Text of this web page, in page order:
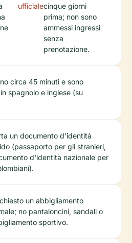
ufficialecinque giorni
prima; non sono
ammessi ingressi
senza
prenotazione.
circa 45 minuti e sono
spagnolo e inglese (su
un documento d'identità
(passaporto per gli stranieri,
d'identità nazionale per
un abbigliamento
no pantaloncini, sandali o
sportivo.